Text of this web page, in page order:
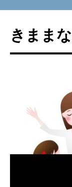
テ
ン
きまま